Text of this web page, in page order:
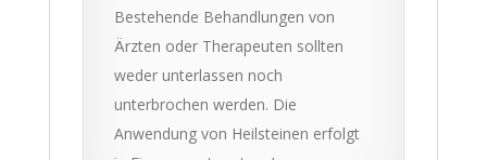
Bestehende Behandlungen von
Ärzten oder Therapeuten sollten
weder unterlassen noch
unterbrochen werden. Die
Anwendung von Heilsteinen erfolgt